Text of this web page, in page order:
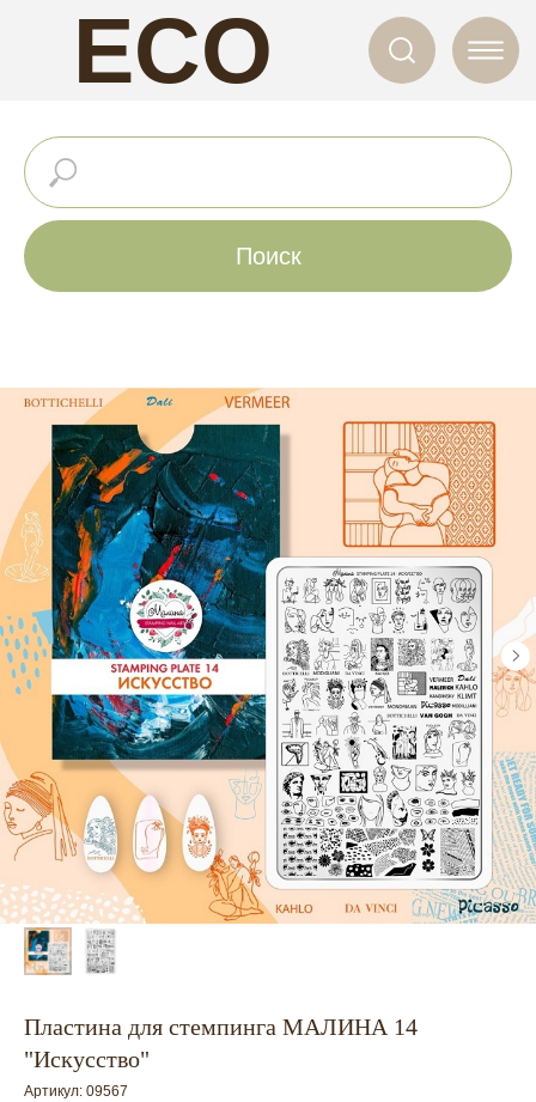
ECO
NAILS
Поиск
Пластина для стемпинга МАЛИНА 14
"Искусство"
Артикул: 09567